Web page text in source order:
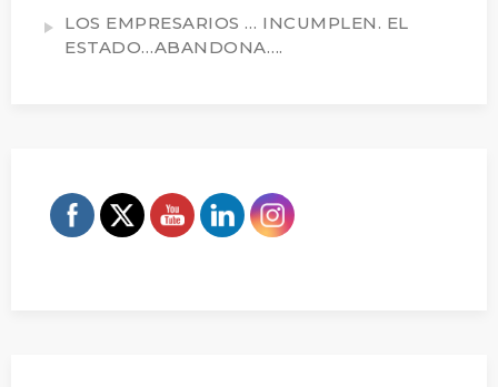
LOS EMPRESARIOS … INCUMPLEN. EL
ESTADO…ABANDONA….